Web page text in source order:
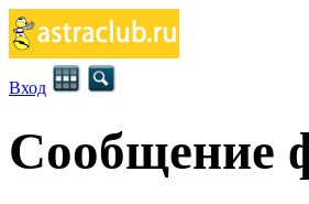
Вход
Сообщение